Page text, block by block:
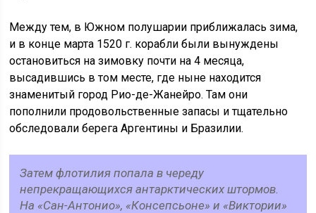
Между тем, в Южном полушарии приближалась зима,
и в конце марта 1520 г. корабли были вынуждены
остановиться на зимовку почти на 4 месяца,
высадившись в том месте, где ныне находится
знаменитый город Рио-де-Жанейро. Там они
пополнили продовольственные запасы и тщательно
обследовали берега Аргентины и Бразилии.
Затем флотилия попала в череду
непрекращающихся антарктических штормов.
На «Сан-Антонио», «Консепсьоне» и «Виктории»